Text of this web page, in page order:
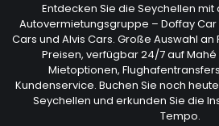
Entdecken Sie die Seychellen
Autovermietungsgruppe – Doffay Car
Cars und Alvis Cars. Große Auswahl
Preisen, verfügbar 24/7 auf Mahé
Mietoptionen,
Kundenservice. Buchen Sie noch
Seychellen und erkunden Sie die
Tempo.